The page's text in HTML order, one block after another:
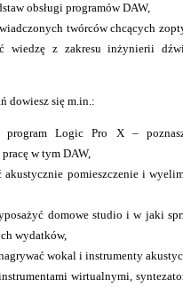
obsługi programów DAW,
twórców chcących
wiedzę z zakresu inżynierii
dowiesz się m.in.:
program Logic Pro X –
w tym DAW,
akustycznie pomieszczenie i
domowe studio i w jaki
wydatków,
wokal i instrumenty
wirtualnymi,